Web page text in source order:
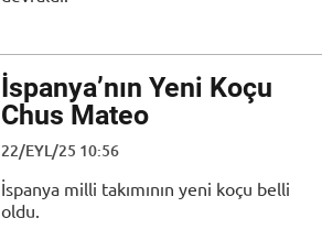
İspanya’nın Yeni Koçu
Chus Mateo
22/EYL/25 10:56
İspanya milli takımının yeni koçu belli
oldu.